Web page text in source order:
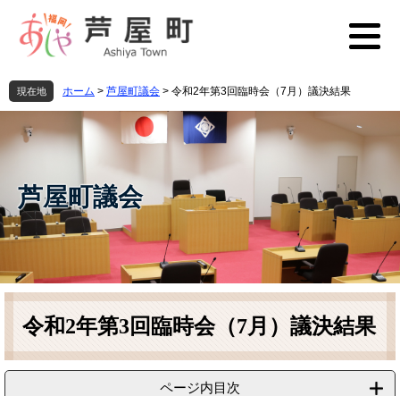
先
頭
す
を
飛
し
へ
現在地 ホーム > 芦屋町議会 > 令和2年第3回臨時会（7月）議決結果
芦屋町議会
本
令和2年第3回臨時会（7月）議決結果
ページ内目次